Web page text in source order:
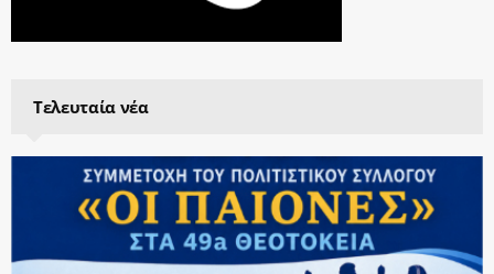
Τελευταία νέα